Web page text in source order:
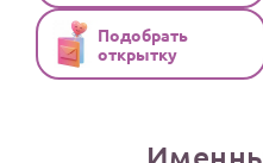
ПРАЗДНИКИ
С Днем рождения
Подобрать
открытку